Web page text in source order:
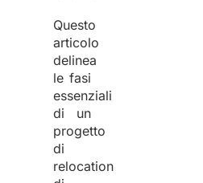
Questo
articolo
delinea
le fasi
essenziali
di un
progetto
di
relocation